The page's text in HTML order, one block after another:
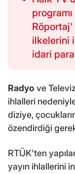
Röportaj'
ilkelerini
idari
Radyo ve
ihlalleri
diziye,
özendirdiği
RTÜK'ten
yayın ihlallerini